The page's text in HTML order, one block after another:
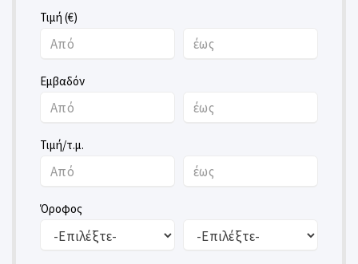
Τιμή (€)
Εμβαδόν
Τιμή/τ.μ.
Όροφος